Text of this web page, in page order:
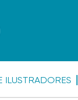
ILUSTRADORES